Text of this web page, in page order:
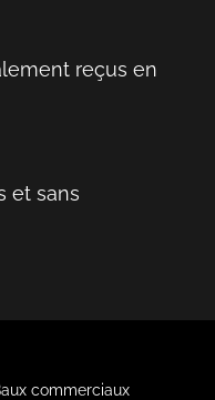
reçus en
et sans
commerciaux